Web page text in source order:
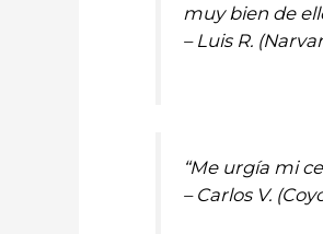
muy bien de
– Luis R.
“Me urgía mi
– Carlos V.